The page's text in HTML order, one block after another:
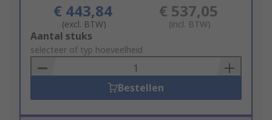
€ 443,84
(excl. BTW)
€ 537,05
(incl. BTW)
Add
to
Basket
Aantal stuks
selecteer of typ hoeveelheid
Bestellen